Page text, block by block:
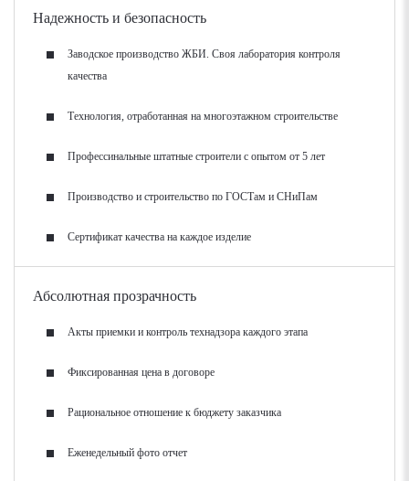
Надежность и безопасность
Заводское производство ЖБИ. Своя лаборатория контроля
качества
Технология, отработанная на многоэтажном строительстве
Профессинальные штатные строители с опытом от 5 лет
Производство и строительство по ГОСТам и СНиПам
Сертификат качества на каждое изделие
Абсолютная прозрачность
Акты приемки и контроль технадзора каждого этапа
Фиксированная цена в договоре
Рациональное отношение к бюджету заказчика
Еженедельный фото отчет